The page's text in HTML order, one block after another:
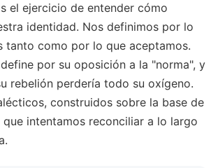
el ejercicio de entender cómo
identidad. Nos definimos por lo
tanto como por lo que aceptamos.
por su oposición a la "norma", y
rebelión perdería todo su oxígeno.
construidos sobre la base de
intentamos reconciliar a lo largo